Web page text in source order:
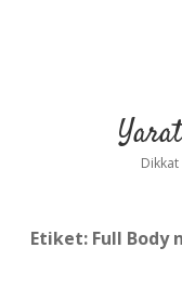
Etiket: Full Body